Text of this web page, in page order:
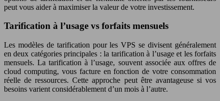
peut vous aider à maximiser la valeur de votre investissement.
Tarification à l’usage vs forfaits mensuels
Les modèles de tarification pour les VPS se divisent généralement
en deux catégories principales : la tarification à l’usage et les forfaits
mensuels. La tarification à l’usage, souvent associée aux offres de
cloud computing, vous facture en fonction de votre consommation
réelle de ressources. Cette approche peut être avantageuse si vos
besoins varient considérablement d’un mois à l’autre.